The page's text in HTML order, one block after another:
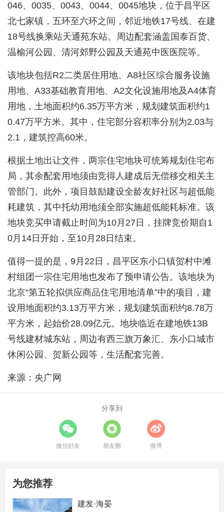
046、0035、0043、0044、0045地块，位于昌平区
北七家镇，五环至六环之间，邻近地铁17号线、在建
18号线换乘站天通苑东站。周边配套涵盖国泰百货、
温榆河公园、清河郊野公园及天通苑中医医院等。
该地块包括R2二类居住用地、A8社区综合服务设施
用地、A33基础教育用地、A2文化设施用地及A4体育
用地，土地面积约6.35万平方米，规划建筑面积约1
0.47万平方米。其中，住宅部分容积率分别为2.03与
2.1，建筑控高60米。
根据土地出让文件，两宗住宅地块可统筹规划住宅布
局，其余配套用地须由竞得人建成后无偿移交相关主
管部门。此外，项目鼓励建设全龄友好社区与超低能
耗建筑，其中托幼用地须全部实施超低能耗标准。该
地块竞买申请截止时间为10月27日，挂牌竞价期自1
0月14日开始，至10月28日结束。
值得一提的是，9月22日，昌平区东小口镇贺村中滩
村组团一宗住宅用地也发布了预申请公告。该地块为
北京“第五轮拟供应商品住宅用地清单”中的项目，建
设用地面积约3.13万平方米，规划建筑面积约8.78万
平方米，起始价28.09亿元。地块临近在建地铁13B
号线建材城东站，周边有西三旗万象汇、东小口城市
休闲公园、贺新公园等，生活配套完善。
来源：央广网
分享到
微信好友 朋友圈 微博
为您推荐
建发·海晏